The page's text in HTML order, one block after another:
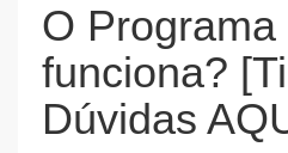
O
funciona?
Dúvidas